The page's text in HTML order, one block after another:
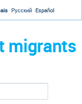
Русский Español
migrants